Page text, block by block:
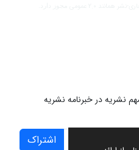
نشریه در خبرنامه نشریه
اشتراک